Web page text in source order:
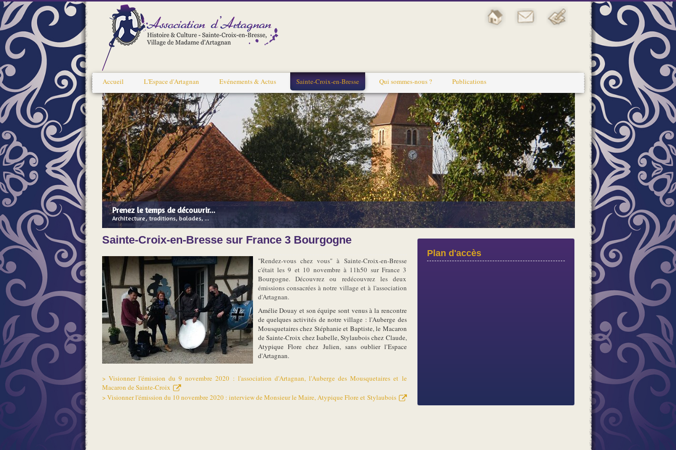
Accueil L'Espace d'Artagnan Evénements & Actus Sainte-Croix-en-Bresse Qui sommes-nous ? Publications
Prenez le temps de découvrir...
Architecture, traditions, balades, ...
Sainte-Croix-en-Bresse sur France 3 Bourgogne
"Rendez-vous chez vous" à Sainte-Croix-en-Bresse
c'était les 9 et 10 novembre à 11h50 sur France 3
Bourgogne. Découvrez ou redécouvrez les deux
émissions consacrées à notre village et à l'association
d'Artagnan.
Amélie Douay et son équipe sont venus à la rencontre
de quelques activités de notre village : l'Auberge des
Mousquetaires chez Stéphanie et Baptiste, le Macaron
de Sainte-Croix chez Isabelle, Stylaubois chez Claude,
Atypique Flore chez Julien, sans oublier l'Espace
d'Artagnan.
> Visionner l'émission du 9 novembre 2020 : l'association d'Artagnan, l'Auberge des Mousquetaires et le
Macaron de Sainte-Croix
> Visionner l'émission du 10 novembre 2020 : interview de Monsieur le Maire, Atypique Flore et Stylaubois
Plan d'accès